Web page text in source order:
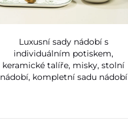
Luxusní sady nádobí s
individuálním potiskem,
keramické talíře, misky, stolní
nádobí, kompletní sadu nádobí